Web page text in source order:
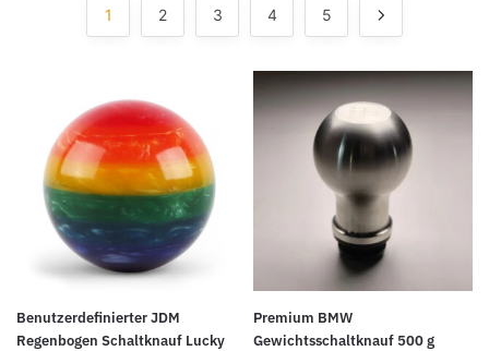
1 2 3 4 5
Benutzerdefinierter JDM
Regenbogen Schaltknauf Lucky
Premium BMW
Gewichtsschaltknauf 500 g
Dieses
Produkt